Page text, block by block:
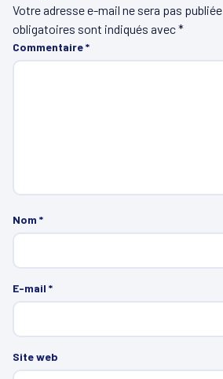
Votre adresse e-mail ne sera pas publiée.
obligatoires sont indiqués avec*
Commentaire*
Nom *
E-mail *
Site web